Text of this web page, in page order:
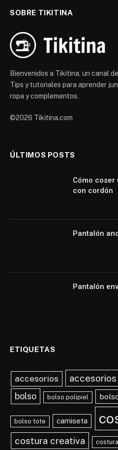
SOBRE TIKITINA
Bienvenidos a Tikitina, un canal
Tips y tutoriales para aprender
ropa y complementos.
©2026 Tikitina.com
ÚLTIMOS POSTS
Cómo
con cordón
Pantalón
Pantalón
ETIQUETAS
accesorios
bolso bolso polipiel
bolso tote camiseta
costura creativa